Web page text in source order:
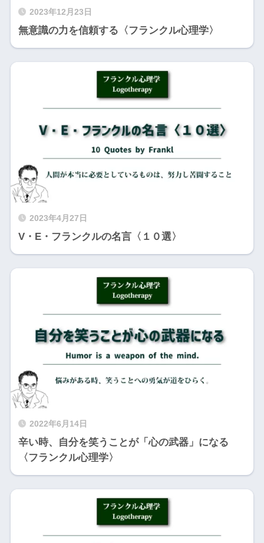
2023年12月23日
無意識の力を信頼する〈フランクル心理学〉
2023年4月27日
V・E・フランクルの名言〈１０選〉
2022年6月14日
辛い時、自分を笑うことが「心の武器」になる
〈フランクル心理学〉